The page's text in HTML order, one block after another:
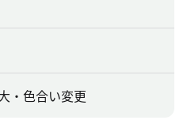
・色合い変更